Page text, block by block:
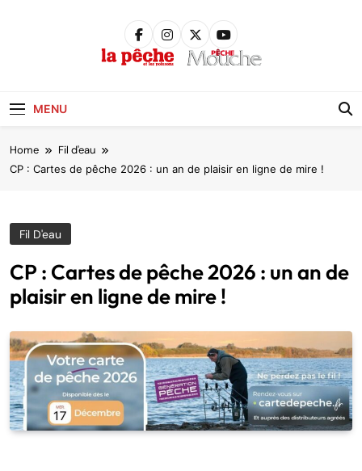
MENU
Home Fil d'eau
CP : Cartes de pêche 2026 : un an de plaisir en ligne de mire !
Fil D'eau
CP : Cartes de pêche 2026 : un an de
plaisir en ligne de mire !